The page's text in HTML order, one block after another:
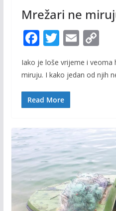
Mrežari ne
F
ac
e
b
o
k
T
itt
er
E
ai
C
p
y
k
Iako je loše vrijeme i veoma
miruju. I kako jedan od njih
Read More